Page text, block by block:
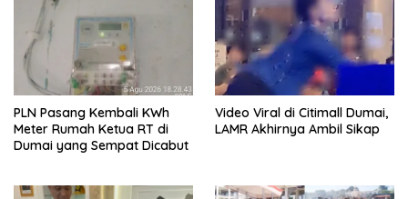
PLN Pasang Kembali KWh
Meter Rumah Ketua RT di
Dumai yang Sempat Dicabut
Video Viral di Citimall Dumai,
LAMR Akhirnya Ambil Sikap